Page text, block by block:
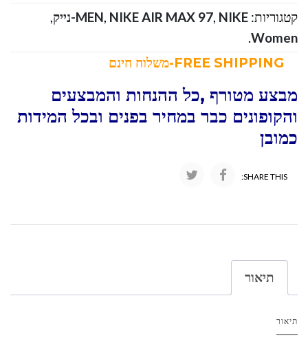
קטגוריות:
MEN, NIKE AIR MAX 97, NIKE-נייק
,
Women
.
מבצע מטורף ,כל ההנחות והמבצעים
והקופונים כבר במחיר בפנים ובכל המידות
כמובן
SHARE THIS:
תיאור
תיאור